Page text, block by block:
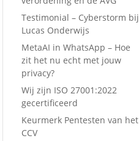
Testimonial – Cyberstorm bij
Lucas Onderwijs
MetaAI in WhatsApp – Hoe
zit het nu echt met jouw
privacy?
Wij zijn ISO 27001:2022
gecertificeerd
Keurmerk Pentesten van het
CCV